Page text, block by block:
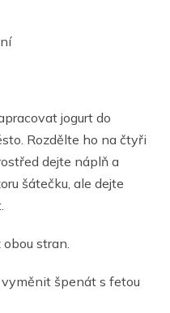
jogurt do
Rozdělte ho na čtyři
dejte náplň a
šátečku, ale dejte
stran.
špenát s fetou